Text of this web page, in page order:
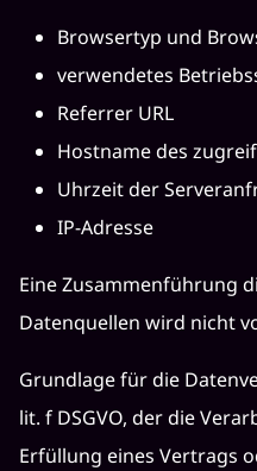
Browsertyp und
verwendetes
Referrer URL
Hostname des
Uhrzeit der
IP-Adresse
Eine Zusammenführung
Datenquellen wird nicht
Grundlage für die
lit. f DSGVO, der die
Erfüllung eines Vertrags